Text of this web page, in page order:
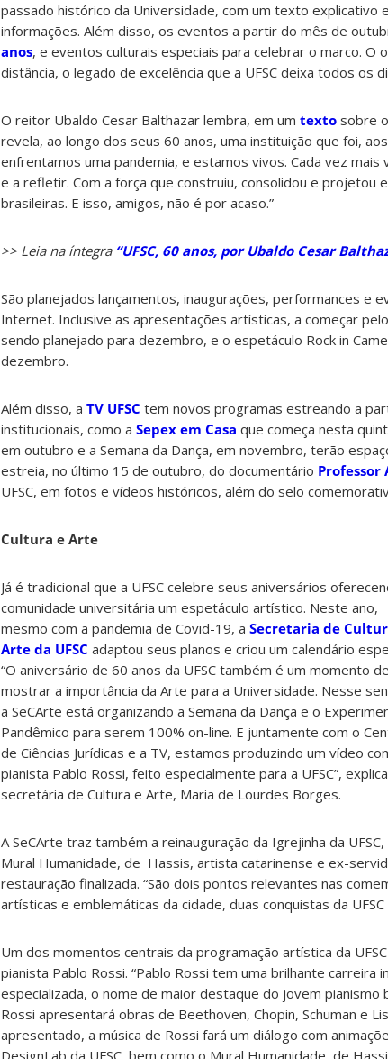
passado histórico da Universidade, com um texto explicativo
informações. Além disso, os eventos a partir do mês de
anos, e eventos culturais especiais para celebrar o marco.
distância, o legado de excelência que a UFSC deixa todos os
O reitor Ubaldo Cesar Balthazar lembra, em um texto sobre
revela, ao longo dos seus 60 anos, uma instituição que foi,
enfrentamos uma pandemia, e estamos vivos. Cada vez
e a refletir. Com a força que construiu, consolidou e projetou
brasileiras. E isso, amigos, não é por acaso.”
>> Leia na íntegra “UFSC, 60 anos, por Ubaldo Cesar
São planejados lançamentos, inaugurações, performances e
Internet. Inclusive as apresentações artísticas, a começar
sendo planejado para dezembro, e o espetáculo Rock in
dezembro.
Além disso, a TV UFSC tem novos programas estreando a
institucionais, como a Sepex em Casa que começa nesta
em outubro e a Semana da Dança, em novembro, terão
estreia, no último 15 de outubro, do documentário Professor
UFSC, em fotos e vídeos históricos, além do selo
Cultura e Arte
Já é tradicional que a UFSC celebre seus aniversários
comunidade universitária um espetáculo artístico. Neste ano,
mesmo com a pandemia de Covid-19, a Secretaria de
Arte da UFSC adaptou seus planos e criou um calendário
“O aniversário de 60 anos da UFSC também é um momento de
mostrar a importância da Arte para a Universidade. Nesse
a SeCArte está organizando a Semana da Dança e o
Pandêmico para serem 100% on-line. E juntamente com o
de Ciências Jurídicas e a TV, estamos produzindo um vídeo
pianista Pablo Rossi, feito especialmente para a UFSC”,
secretária de Cultura e Arte, Maria de Lourdes Borges.
A SeCArte traz também a reinauguração da Igrejinha da
Mural Humanidade, de Hassis, artista catarinense e ex-
restauração finalizada. “São dois pontos relevantes nas
artísticas e emblemáticas da cidade, duas conquistas da
Um dos momentos centrais da programação artística da
pianista Pablo Rossi. “Pablo Rossi tem uma brilhante carreira
especializada, o nome de maior destaque do jovem pianismo
Rossi apresentará obras de Beethoven, Chopin, Schuman e
apresentado, a música de Rossi fará um diálogo com